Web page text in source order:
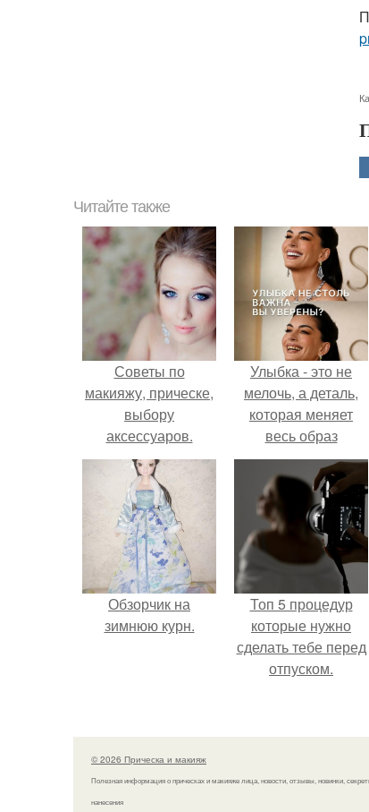
Читайте также
Советы по
макияжу, прическе,
выбору
аксессуаров.
Улыбка - это не
мелочь, а деталь,
которая меняет
весь образ
человека.
Обзорчик на
зимнюю курн.
Топ 5 процедур
которые нужно
сделать тебе перед
отпуском.
© 2026 Прическа и макияж
Полезная информация о прическах и макияже лица, новости, отзывы, новинки,
нанесения